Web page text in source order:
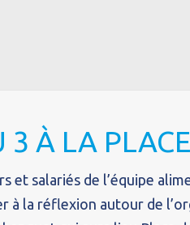
3 À LA
et salariés de l’équipe
à la réflexion autour de